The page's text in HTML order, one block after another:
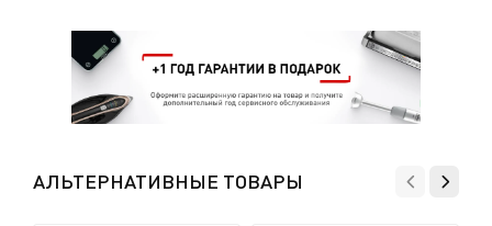
АЛЬТЕРНАТИВНЫЕ ТОВАРЫ